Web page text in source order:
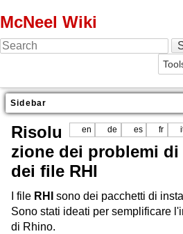
McNeel Wiki
Sidebar
en de es fr
Risolu
zione dei problemi
dei file RHI
I file RHI
sono dei pacchetti di
Sono stati ideati per semplificare
di Rhino.